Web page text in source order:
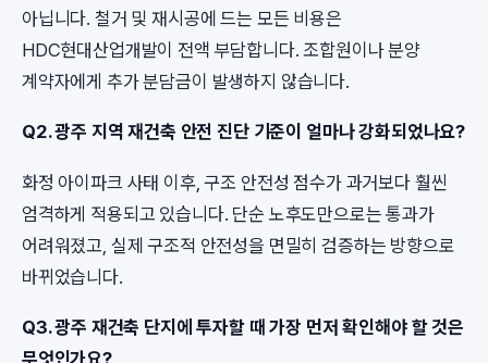
아닙니다. 철거 및 재시공에 드는 모든 비용은
HDC현대산업개발이 전액 부담합니다. 조합원이나 분양
계약자에게 추가 분담금이 발생하지 않습니다.
Q2. 광주 지역 재건축 안전 진단 기준이 얼마나 강화되었나요?
화정 아이파크 사태 이후, 구조 안전성 점수가 과거보다 훨씬
엄격하게 적용되고 있습니다. 단순 노후도만으로는 통과가
어려워졌고, 실제 구조적 안전성을 면밀히 검증하는 방향으로
바뀌었습니다.
Q3. 광주 재건축 단지에 투자할 때 가장 먼저 확인해야 할 것은